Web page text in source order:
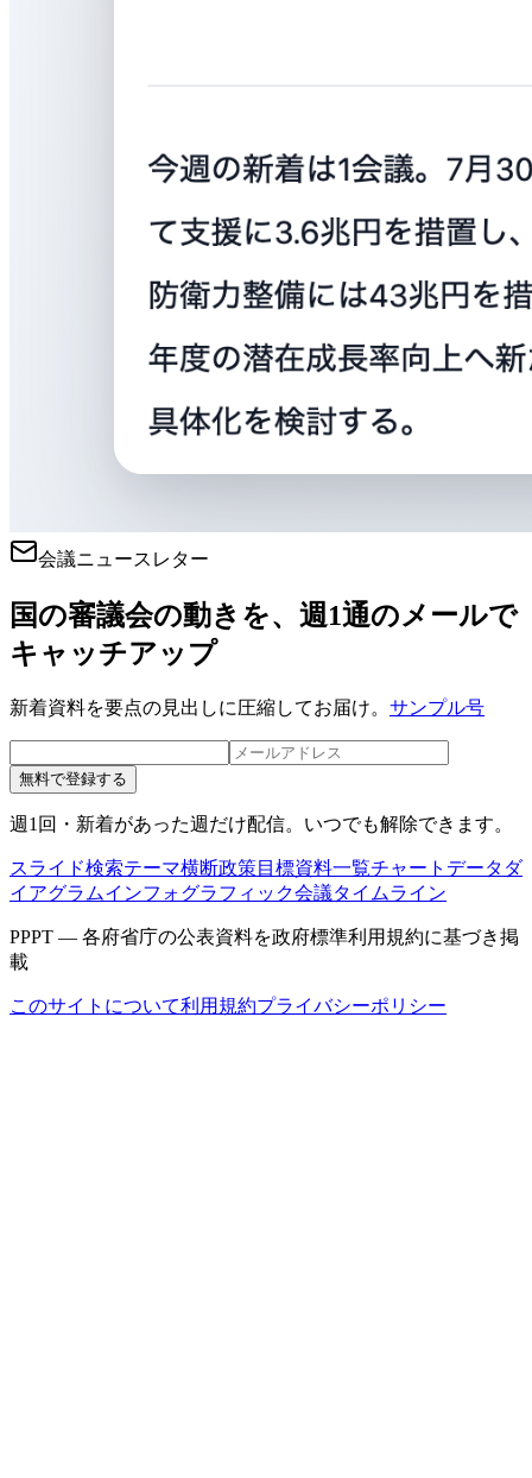
会議ニュースレター
国の審議会の動きを、週1通のメールで
キャッチアップ
新着資料を要点の見出しに圧縮してお届け。 サンプル号
無料で登録する
週1回・新着があった週だけ配信。いつでも解除できます。
スライド検索テーマ横断政策目標資料一覧チャートデータ ダ
イアグラムインフォグラフィック会議タイムライン
PPPT — 各府省庁の公表資料を政府標準利用規約に基づき掲
載
このサイトについて利用規約プライバシーポリシー